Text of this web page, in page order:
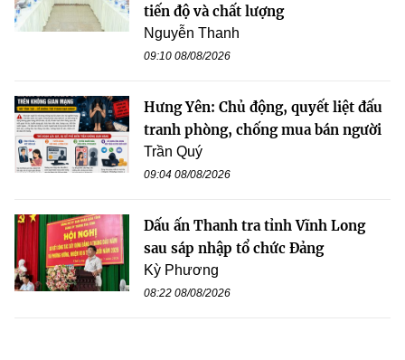
tiến độ và chất lượng
Nguyễn Thanh
09:10 08/08/2026
Hưng Yên: Chủ động, quyết liệt đấu
tranh phòng, chống mua bán người
Trần Quý
09:04 08/08/2026
Dấu ấn Thanh tra tỉnh Vĩnh Long
sau sáp nhập tổ chức Đảng
Kỳ Phương
08:22 08/08/2026